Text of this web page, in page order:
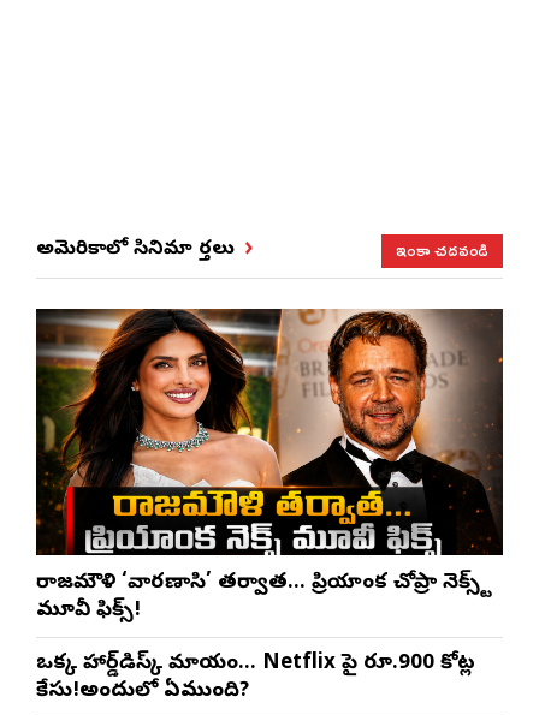
అమెరికాలో సినిమా వార్తలు ఇంకా చదవండి
రాజమౌళి ‘వారణాసి’ తర్వాత… ప్రియాంక చోప్రా నెక్స్ట్
మూవీ ఫిక్స్!
ఒక్క హార్డ్‌డిస్క్ మాయం… Netflix పై రూ.900 కోట్ల
కేసు!అందులో ఏముంది?